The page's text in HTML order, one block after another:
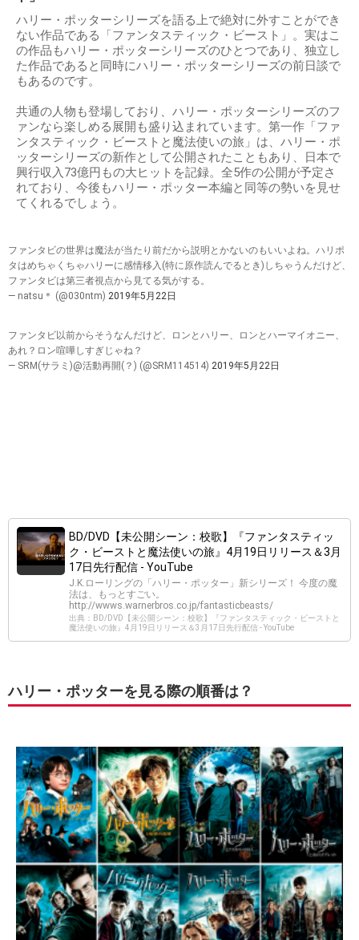
ハリー・ポッターシリーズを語る上で絶対に外すことができ
ない作品である「ファンタスティック・ビースト」。実はこ
の作品もハリー・ポッターシリーズのひとつであり、独立し
た作品であると同時にハリー・ポッターシリーズの前日談で
もあるのです。
共通の人物も登場しており、ハリー・ポッターシリーズのフ
ァンなら楽しめる展開も盛り込まれています。第一作「ファ
ンタスティック・ビーストと魔法使いの旅」は、ハリー・ポ
ッターシリーズの新作として公開されたこともあり、日本で
興行収入73億円もの大ヒットを記録。全5作の公開が予定さ
れており、今後もハリー・ポッター本編と同等の勢いを見せ
てくれるでしょう。
ファンタビの世界は魔法が当たり前だから説明とかないのもいいよね。ハリポ
タはめちゃくちゃハリーに感情移入(特に原作読んでるとき)しちゃうんだけど、
ファンタビは第三者視点から見てる気がする。
— natsu＊ (@030ntm) 2019年5月22日
ファンタビ以前からそうなんだけど、ロンとハリー、ロンとハーマイオニー、
あれ？ロン喧嘩しすぎじゃね？
— SRM(サラミ)@活動再開(？) (@SRM114514) 2019年5月22日
BD/DVD【未公開シーン：校歌】『ファンタスティッ
ク・ビーストと魔法使いの旅』4月19日リリース＆3月
17日先行配信 - YouTube
J.K.ローリングの「ハリー・ポッター」新シリーズ！ 今度の魔
法は、もっとすごい。
http://wwws.warnerbros.co.jp/fantasticbeasts/
出典：BD/DVD【未公開シーン：校歌】『ファンタスティック・ビーストと
魔法使いの旅』4月19日リリース＆3月17日先行配信 - YouTube
ハリー・ポッターを見る際の順番は？